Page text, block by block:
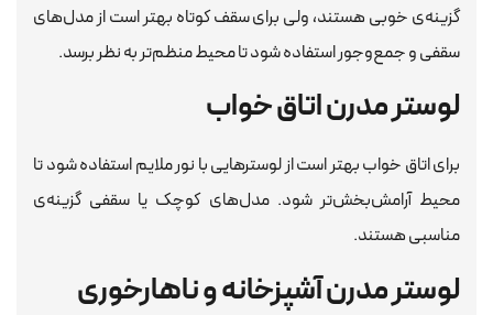
گزینه‌ی خوبی هستند، ولی برای سقف کوتاه بهتر است از مدل‌های
سقفی و جمع‌وجور استفاده شود تا محیط منظم‌تر به نظر برسد.
لوستر مدرن اتاق خواب
برای اتاق خواب بهتر است از لوسترهایی با نور ملایم استفاده شود تا
محیط آرامش‌بخش‌تر شود. مدل‌های کوچک یا سقفی گزینه‌ی
مناسبی هستند.
لوستر مدرن آشپزخانه و ناهارخوری